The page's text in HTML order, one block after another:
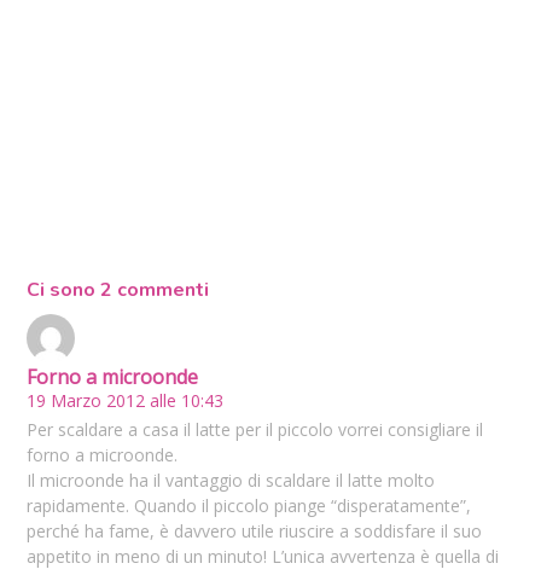
Ci sono 2 commenti
Forno a microonde
19 Marzo 2012 alle 10:43
Per scaldare a casa il latte per il piccolo vorrei consigliare il
forno a microonde.
Il microonde ha il vantaggio di scaldare il latte molto
rapidamente. Quando il piccolo piange “disperatamente”,
perché ha fame, è davvero utile riuscire a soddisfare il suo
appetito in meno di un minuto! L’unica avvertenza è quella di